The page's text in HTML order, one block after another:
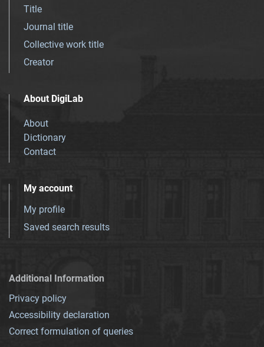
Title
Journal title
Collective work title
Creator
About DigiLab
About
Dictionary
Contact
My account
My profile
Saved search results
Additional Information
Privacy policy
Accessibility declaration
Correct formulation of queries